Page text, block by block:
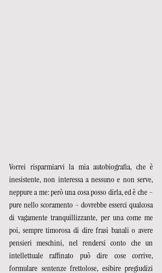
Vorrei risparmiarvi la mia autobiografia, che è
inesistente, non interessa a nessuno e non serve,
neppure a me: però una cosa posso dirla, ed è che –
pure nello scoramento – dovrebbe esserci qualcosa
di vagamente tranquillizzante, per una come me
poi, sempre timorosa di dire frasi banali o avere
pensieri meschini, nel rendersi conto che un
intellettuale raffinato può dire cose corrive,
formulare sentenze frettolose, esibire pregiudizi